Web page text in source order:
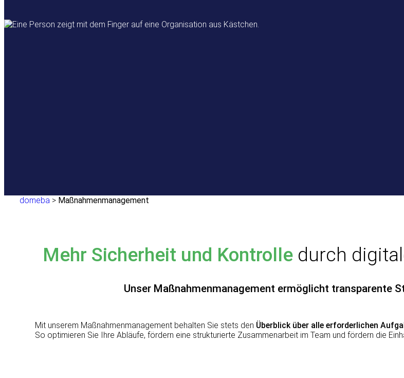
domeba > Maßnahmenmanagement
Mehr Sicherheit und Kontrolle durch
Unser Maßnahmenmanagement ermöglicht transparente
Mit unserem Maßnahmenmanagement behalten Sie stets den Überblick über alle erforderlichen
So optimieren Sie Ihre Abläufe, fördern eine strukturierte Zusammenarbeit im Team und fördern die